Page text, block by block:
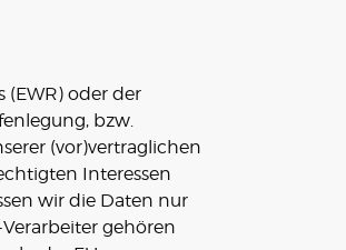
(EWR) oder der
bzw.
(vor)vertraglichen
Interessen
wir die Daten nur
gehören